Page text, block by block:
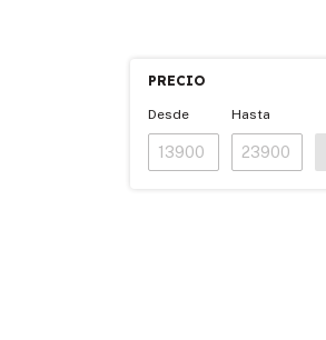
PRECIO
Desde Hasta